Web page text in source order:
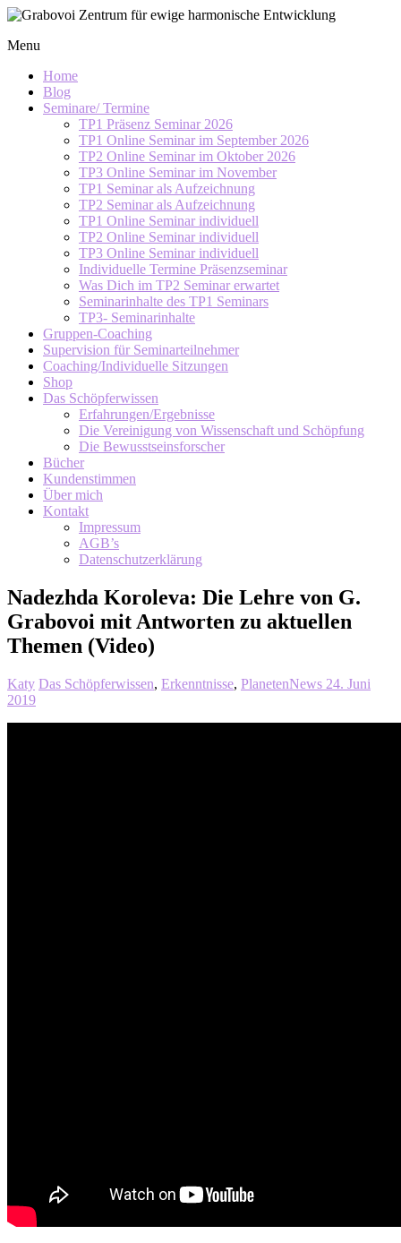
Skip
content
Zentrum
ewige
harmonische
Entwicklung
Menu
Home
Blog
Seminare/ Termine
TP1 Präsenz Seminar 2026
TP1 Online Seminar im September 2026
TP2 Online Seminar im Oktober 2026
TP3 Online Seminar im November
TP1 Seminar als Aufzeichnung
TP2 Seminar als Aufzeichnung
TP1 Online Seminar individuell
TP2 Online Seminar individuell
TP3 Online Seminar individuell
Individuelle Termine Präsenzseminar
Was Dich im TP2 Seminar erwartet
Seminarinhalte des TP1 Seminars
TP3- Seminarinhalte
Gruppen-Coaching
Supervision für Seminarteilnehmer
Coaching/Individuelle Sitzungen
Shop
Das Schöpferwissen
Erfahrungen/Ergebnisse
Die Vereinigung von Wissenschaft und Schöpfung
Die Bewusstseinsforscher
Bücher
Kundenstimmen
Über mich
Kontakt
Impressum
AGB’s
Datenschutzerklärung
Nadezhda Koroleva: Die Lehre von G.
Grabovoi mit Antworten zu aktuellen
Themen (Video)
Katy Das Schöpferwissen, Erkenntnisse, PlanetenNews 24. Juni
2019